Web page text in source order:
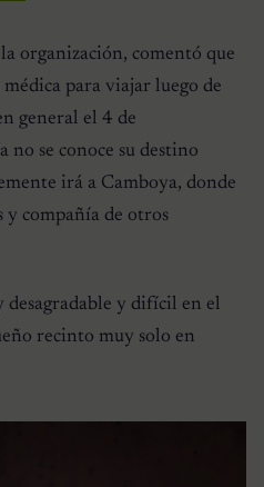
organización, comentó que
para viajar luego de
general el 4 de
no se conoce su destino
irá a Camboya, donde
y compañía de otros
y difícil en el
recinto muy solo en